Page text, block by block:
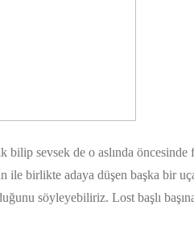
sevsek de o aslında
birlikte adaya düşen başka bir
söyleyebiliriz. Lost başlı